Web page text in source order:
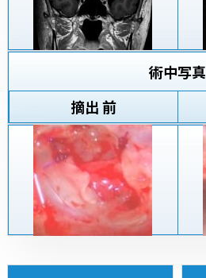
術中写真
摘出 前